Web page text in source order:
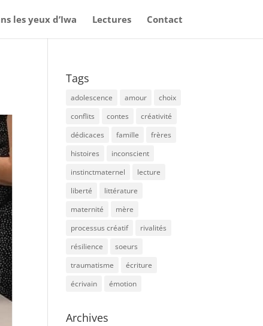
les yeux d’Iwa Lectures Contact
Tags
adolescence amour
choix
conflits
contes
créativité
dédicaces
famille
frères
histoires
inconscient
instinctmaternel
lecture
liberté
littérature
maternité
mère
processus créatif
rivalités
résilience
soeurs
traumatisme
écriture
écrivain
émotion
Archives